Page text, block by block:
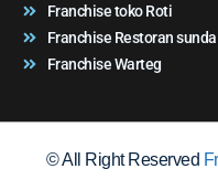
Franchise toko Roti
Franchise Restoran sunda
Franchise Warteg
© All Right Reserved